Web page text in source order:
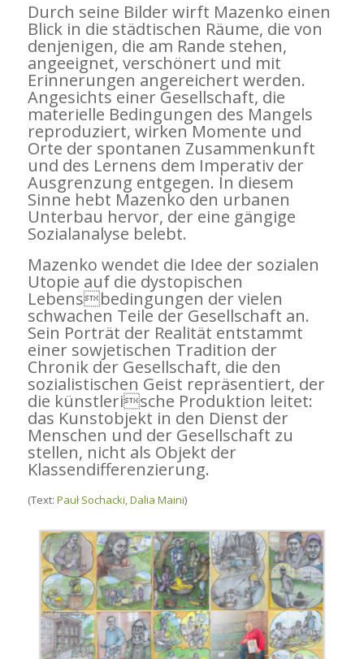
Durch seine Bilder wirft Mazenko einen
Blick in die städtischen Räume, die von
denjenigen, die am Rande stehen,
angeeignet, verschönert und mit
Erinnerungen angereichert werden.
Angesichts einer Gesellschaft, die
materielle Bedingungen des Mangels
reproduziert, wirken Momente und
Orte der spontanen Zusammenkunft
und des Lernens dem Imperativ der
Ausgrenzung entgegen. In diesem
Sinne hebt Mazenko den urbanen
Unterbau hervor, der eine gängige
Sozialanalyse belebt.
Mazenko wendet die Idee der sozialen
Utopie auf die dystopischen
Lebensbedingungen der vielen
schwachen Teile der Gesellschaft an.
Sein Porträt der Realität entstammt
einer sowjetischen Tradition der
Chronik der Gesellschaft, die den
sozialistischen Geist repräsentiert, der
die künstlerische Produktion leitet:
das Kunstobjekt in den Dienst der
Menschen und der Gesellschaft zu
stellen, nicht als Objekt der
Klassendifferenzierung.
(Text: Pauł Sochacki, Dalia Maini)